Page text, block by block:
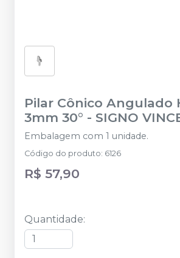
Pilar Cônico Angulado
3mm 30° - SIGNO
Embalagem com 1 unidade.
Código do produto: 6126
R$ 57,90
Quantidade: